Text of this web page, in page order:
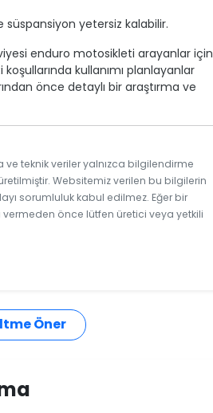
süspansiyon yetersiz kalabilir.
enduro motosikleti arayanlar için
kullanımı planlayanlar
önce detaylı bir araştırma ve
ve teknik veriler yalnızca bilgilendirme
Websitemiz verilen bu bilgilerin
sorumluluk kabul edilmez. Eğer bir
vermeden önce lütfen üretici veya yetkili
Öner